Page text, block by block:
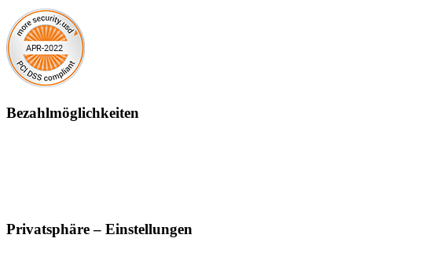
Bezahlmöglichkeiten
Privatsphäre – Einstellungen